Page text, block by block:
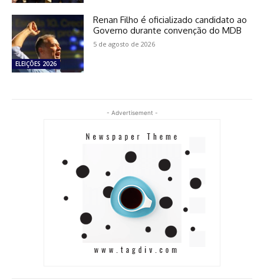
ELEIÇÕES 2026
Renan Filho é oficializado candidato ao
Governo durante convenção do MDB
5 de agosto de 2026
- Advertisement -